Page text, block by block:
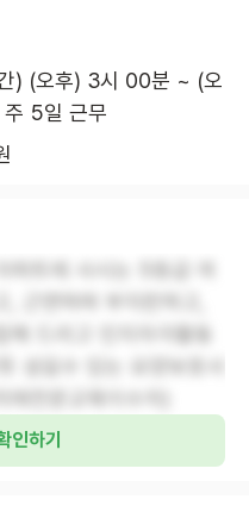
) (오후) 3시 00분 ~ (오
5일 근무
인하기